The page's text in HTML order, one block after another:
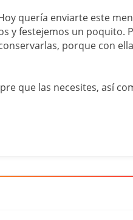
quería enviarte este
y festejemos un poquito.
porque con
que las necesites, así